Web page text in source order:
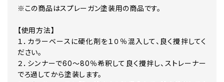
075 クールホワイトパールクリスタルシャイン3P 原液カラーベース
082 ライムホワイトパールクリスタルシャイン 原液カラーベース 原
083 ホワイトノーヴァガラスフレーク 原液カラーベース 原液パール
086 ラグジュアリーホワイトパールクリスタルシャインガラスフレー
086 ラグジュアリーホワイトパールクリスタルシャインガラスフレー
086 ラグジュアリーホワイトパールクリスタルシャインガラスフレ
089 プラチナホワイトパールマイカ 原液カラーベース 原液パールベ
※この商品はスプレーガン塗装用の商品です。
【使用方法】
１．カラーベースに硬化剤を１０％混入して、良く攪拌してく
ださい。
２．シンナーで60～80％希釈して良く攪拌し、ストレーナー
でろ過してから塗装します。